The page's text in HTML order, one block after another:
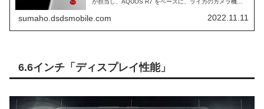
サーを搭載した、ハイエンドスマホの、スペック仕様を覗
いてみます。
sumaho.dsdsmobile.com 2022.11.11
6.6インチ「ディスプレイ性能」